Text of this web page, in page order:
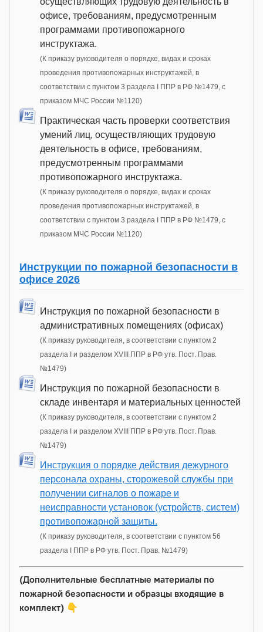
офисе, требованиям, предусмотренным
программами противопожарного
инструктажа.
(К приказу руководителя о порядке, видах и сроках
проведения противопожарных инструктажей, в
соответствии с пунктом 3 раздела I ППР в РФ №1479, с
приказом МЧС России №1120)
Практическая часть проверки соответствия
умений лиц, осуществляющих трудовую
деятельность в офисе, требованиям,
предусмотренным программами
противопожарного инструктажа.
(К приказу руководителя о порядке, видах и сроках
проведения противопожарных инструктажей, в
соответствии с пунктом 3 раздела I ППР в РФ №1479, с
приказом МЧС России №1120)
Инструкции по пожарной безопасности в
офисе 2026
Инструкция по пожарной безопасности в
административных помещениях (офисах)
(К приказу руководителя, в соответствии с пунктом 2
раздела I и разделом XVIII ППР в РФ утв. Пост. Прав.
№1479)
Инструкция по пожарной безопасности в
складе инвентаря и материальных ценностей
(К приказу руководителя, в соответствии с пунктом 2
раздела I и разделом XVIII ППР в РФ утв. Пост. Прав.
№1479)
Инструкция о порядке действия дежурного
персонала охраны, сторожевой службы при
получении сигналов о пожаре и
неисправности установок (устройств, систем)
противопожарной защиты.
(К приказу руководителя, в соответствии с пунктом 56
раздела I ППР в РФ утв. Пост. Прав. №1479)
(Дополнительные бесплатные материалы по
пожарной безопасности и образцы входящие в
комплект) 👇